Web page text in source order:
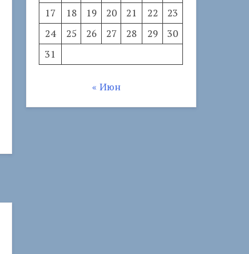
17
18 19 20 21 22
23
24
25 26 27 28 29
30
31
« Июн